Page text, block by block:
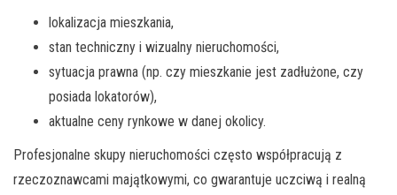
lokalizacja mieszkania,
stan techniczny i wizualny nieruchomości,
sytuacja prawna (np. czy mieszkanie jest zadłużone, czy
posiada lokatorów),
aktualne ceny rynkowe w danej okolicy.
Profesjonalne skupy nieruchomości często współpracują z
rzeczoznawcami majątkowymi, co gwarantuje uczciwą i realną